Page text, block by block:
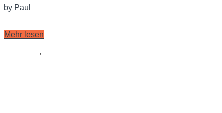
by Paul
Mehr lesen
,